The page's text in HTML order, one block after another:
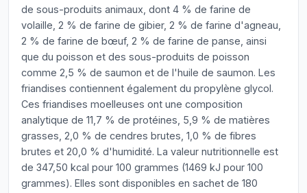
de sous-produits animaux, dont 4 % de farine de
volaille, 2 % de farine de gibier, 2 % de farine d'agneau,
2 % de farine de bœuf, 2 % de farine de panse, ainsi
que du poisson et des sous-produits de poisson
comme 2,5 % de saumon et de l'huile de saumon. Les
friandises contiennent également du propylène glycol.
Ces friandises moelleuses ont une composition
analytique de 11,7 % de protéines, 5,9 % de matières
grasses, 2,0 % de cendres brutes, 1,0 % de fibres
brutes et 20,0 % d'humidité. La valeur nutritionnelle est
de 347,50 kcal pour 100 grammes (1469 kJ pour 100
grammes). Elles sont disponibles en sachet de 180